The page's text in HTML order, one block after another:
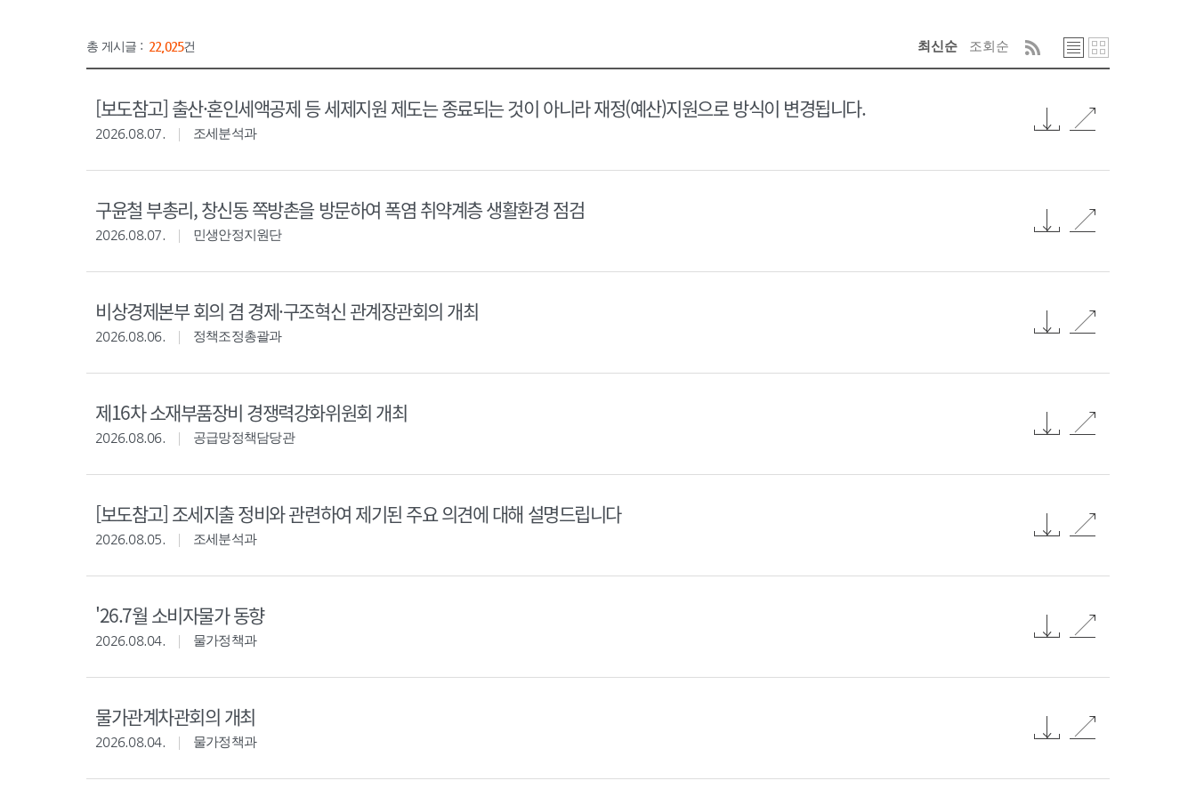
총 게시글 : 22,025건 최신순 조회순
[보도참고] 출산·혼인세액공제 등 세제지원 제도는 종료되는 것이 아니라 재정(예산)지원으로 방식이 변경됩니다.
2026.08.07. 조세분석과
구윤철 부총리, 창신동 쪽방촌을 방문하여 폭염 취약계층 생활환경 점검
2026.08.07. 민생안정지원단
비상경제본부 회의 겸 경제·구조혁신 관계장관회의 개최
2026.08.06. 정책조정총괄과
제16차 소재부품장비 경쟁력강화위원회 개최
2026.08.06. 공급망정책담당관
[보도참고] 조세지출 정비와 관련하여 제기된 주요 의견에 대해 설명드립니다
2026.08.05. 조세분석과
'26.7월 소비자물가 동향
2026.08.04. 물가정책과
물가관계차관회의 개최
2026.08.04. 물가정책과